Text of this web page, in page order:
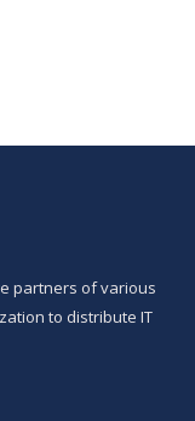
partners of various
to distribute IT